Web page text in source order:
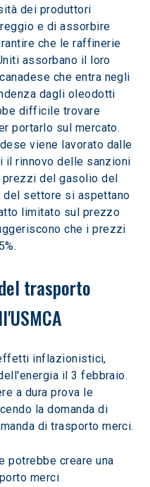
dei produttori
e di assorbire
che le raffinerie
assorbano il loro
che entra negli
dagli oleodotti
difficile trovare
portarlo sul mercato.
viene lavorato dalle
il rinnovo delle sanzioni
prezzi del gasolio del
del settore si aspettano
limitato sul prezzo
che i prezzi
trasporto
inflazionistici,
il 3 febbraio.
a dura prova le
la domanda di
di trasporto merci.
potrebbe creare una
merci